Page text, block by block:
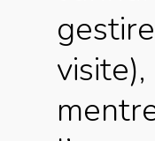
visite),